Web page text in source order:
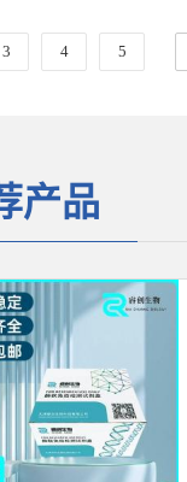
3 4 5
产品